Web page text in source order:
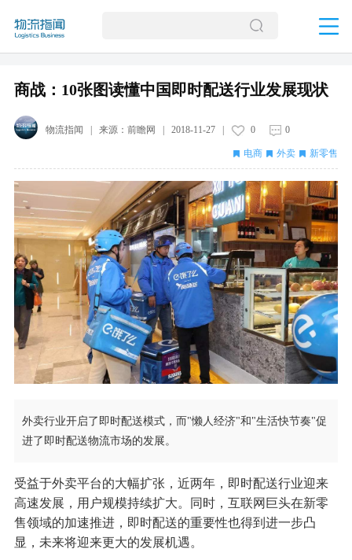
商战：10张图读懂中国即时配送行业发展现状
物流指闻 | 来源： 前瞻网 2018-11-27| 0 0
电商 外卖 新零售
外卖行业开启了即时配送模式，而"懒人经济"和"生活快节奏"促
进了即时配送物流市场的发展。
受益于外卖平台的大幅扩张，近两年，即时配送行业迎来
高速发展，用户规模持续扩大。同时，互联网巨头在新零
售领域的加速推进，即时配送的重要性也得到进一步凸
显，未来将迎来更大的发展机遇。